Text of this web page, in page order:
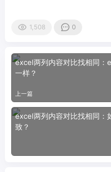
1,508 0
excel两列内容对比找相同：
一样？
上一篇
excel两列内容对比找相同：
致？